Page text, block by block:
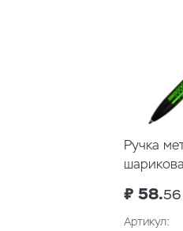
Ручка
₽ 58.56
Артикул: